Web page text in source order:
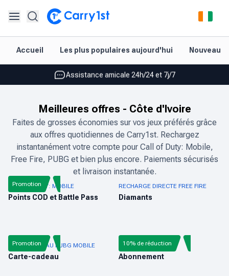
Accueil Les plus populaires aujourd'hui
Les meilleures offres pour vos meilleurs jeux
Assistance amicale 24h/24 et 7j/7
Rechargement et livraison instantanés
Les meilleures offres pour vos meilleurs jeux
Assistance amicale 24h/24 et 7j/7
Noté 4,45 sur Google Play et l'App Store
Meilleures offres - Côte d'Ivoire
Faites de grosses économies sur vos jeux préférés grâce
aux offres quotidiennes de Carry1st. Rechargez
instantanément votre compte pour Call of Duty: Mobile,
Free Fire, PUBG et bien plus encore. Paiements sécurisés
et livraison instantanée.
CALL OF DUTY: MOBILE
Points COD et Battle Pass
Promotion RECHARGE DIRECTE FREE FIRE
Diamants
CARTE-CADEAU PUBG MOBILE
Carte-cadeau
Promotion AUDIOMACK
Abonnement
10% de réduction